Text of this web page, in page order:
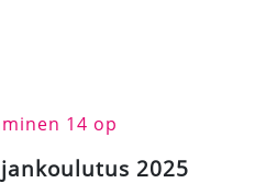
14 op
2025